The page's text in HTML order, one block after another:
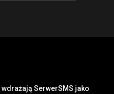
SerwerSMS jako